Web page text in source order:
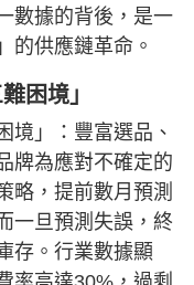
數據的背後，是一
的供應鏈革命。
困境」
境」：豐富選品、
牌為應對不確定的
略，提前數月預測
一旦預測失誤，終
存。行業數據顯